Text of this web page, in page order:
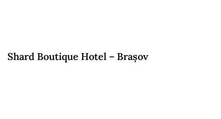
Shard Boutique Hotel – Brașov